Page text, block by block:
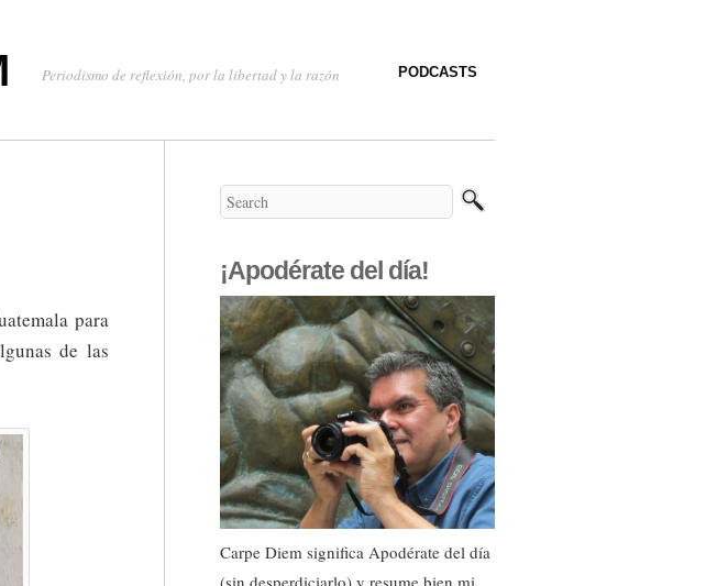
Periodismo de reflexión, por la libertad y la razón PODCASTS
para
de las
¡Apodérate del día!
Carpe Diem significa Apodérate del día